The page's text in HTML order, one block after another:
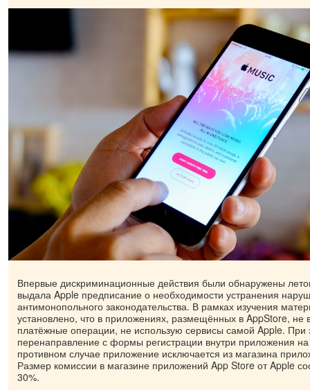
Впервые дискриминационные действия были обнаружены
выдала Apple предписание о необходимости устранения
антимонопольного законодательства. В рамках изучения
установлено, что в приложениях, размещённых в AppStore, не
платёжные операции, не использую сервисы самой Apple.
перенаправление с формы регистрации внутри приложения
противном случае приложение исключается из магазина
Размер комиссии в магазине приложений App Store от Apple
30%.